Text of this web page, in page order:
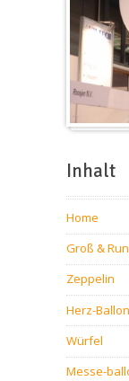
Inhalt
Home
Groß &
Zeppelin
Herz-Ballon
Würfel
Messe-